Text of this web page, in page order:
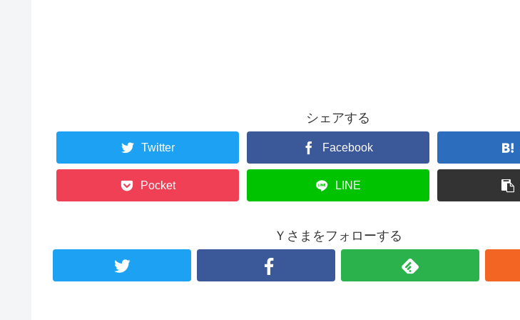
シェアする
Twitter Facebook
Pocket LINE
Ｙさまをフォローする